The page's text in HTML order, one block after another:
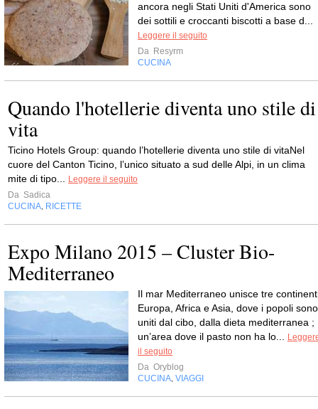
ancora negli Stati Uniti d'America sono
dei sottili e croccanti biscotti a base d...
Leggere il seguito
Da Resyrm
CUCINA
Quando l'hotellerie diventa uno stile di
vita
Ticino Hotels Group: quando l’hotellerie diventa uno stile di vitaNel
cuore del Canton Ticino, l’unico situato a sud delle Alpi, in un clima
mite di tipo...
Leggere il seguito
Da Sadica
CUCINA RICETTE
Expo Milano 2015 – Cluster Bio-
Mediterraneo
Il mar Mediterraneo unisce tre
Europa, Africa e Asia, dove i popoli sono
uniti dal cibo, dalla dieta mediterranea ;
un’area dove il pasto non ha lo...
il seguito
Da Oryblog
CUCINA VIAGGI